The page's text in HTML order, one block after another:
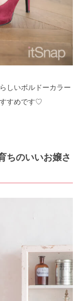
しいボルドーカラー
すめです♡
ちのいいお嬢さ